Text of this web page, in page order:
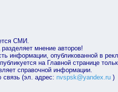
СМИ.
мнение авторов!
информации, опубликованной в
на Главной странице
справочной информации.
связь (эл. адрес: nvspsk@yandex.ru)